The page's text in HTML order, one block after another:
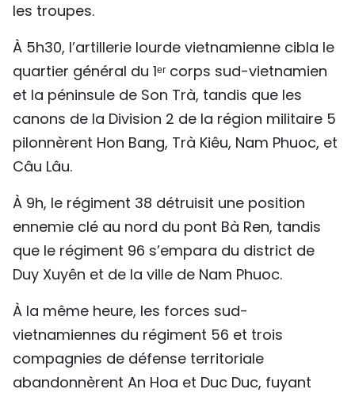
les troupes.
À 5h30, l’artillerie lourde vietnamienne cibla le
quartier général du 1ᵉʳ corps sud-vietnamien
et la péninsule de Son Trà, tandis que les
canons de la Division 2 de la région militaire 5
pilonnèrent Hon Bang, Trà Kiêu, Nam Phuoc, et
Câu Lâu.
À 9h, le régiment 38 détruisit une position
ennemie clé au nord du pont Bà Ren, tandis
que le régiment 96 s’empara du district de
Duy Xuyên et de la ville de Nam Phuoc.
À la même heure, les forces sud-
vietnamiennes du régiment 56 et trois
compagnies de défense territoriale
abandonnèrent An Hoa et Duc Duc, fuyant